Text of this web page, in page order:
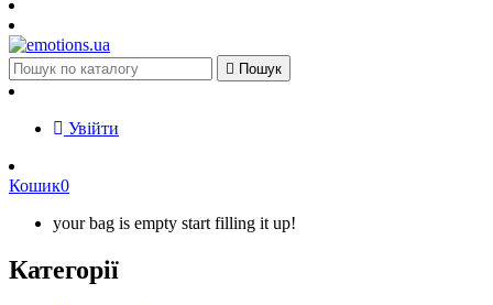
 Пошук
Увійти
Кошик0
your bag is empty start filling it up!
Категорії